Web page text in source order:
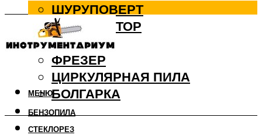
ШУРУПОВЕРТ
ПЕРФОРАТОР
ДРЕЛЬ
ФРЕЗЕР
ЦИРКУЛЯРНАЯ ПИЛА
БОЛГАРКА
БЕНЗОПИЛА
СТЕКЛОРЕЗ
МЕНЮ